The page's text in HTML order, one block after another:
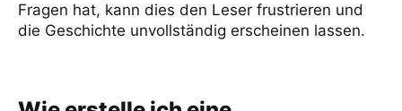
Fragen hat, kann dies den Leser frustrieren und
die Geschichte unvollständig erscheinen lassen.